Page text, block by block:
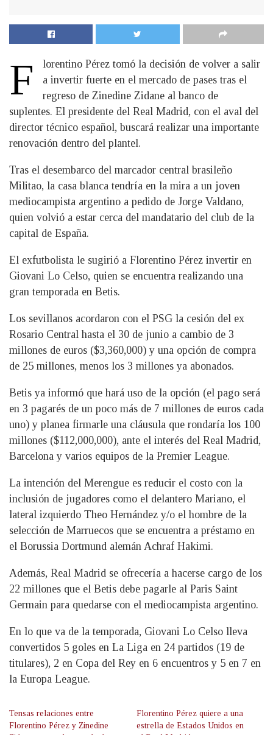
F
lorentino Pérez tomó la decisión de volver a salir
a invertir fuerte en el mercado de pases tras el
regreso de Zinedine Zidane al banco de
suplentes. El presidente del Real Madrid, con el aval del
director técnico español, buscará realizar una importante
renovación dentro del plantel.
Tras el desembarco del marcador central brasileño
Militao, la casa blanca tendría en la mira a un joven
mediocampista argentino a pedido de Jorge Valdano,
quien volvió a estar cerca del mandatario del club de la
capital de España.
El exfutbolista le sugirió a Florentino Pérez invertir en
Giovani Lo Celso, quien se encuentra realizando una
gran temporada en Betis.
Los sevillanos acordaron con el PSG la cesión del ex
Rosario Central hasta el 30 de junio a cambio de 3
millones de euros ($3,360,000) y una opción de compra
de 25 millones, menos los 3 millones ya abonados.
Betis ya informó que hará uso de la opción (el pago será
en 3 pagarés de un poco más de 7 millones de euros cada
uno) y planea firmarle una cláusula que rondaría los 100
millones ($112,000,000), ante el interés del Real Madrid,
Barcelona y varios equipos de la Premier League.
La intención del Merengue es reducir el costo con la
inclusión de jugadores como el delantero Mariano, el
lateral izquierdo Theo Hernández y/o el hombre de la
selección de Marruecos que se encuentra a préstamo en
el Borussia Dortmund alemán Achraf Hakimi.
Además, Real Madrid se ofrecería a hacerse cargo de los
22 millones que el Betis debe pagarle al Paris Saint
Germain para quedarse con el mediocampista argentino.
En lo que va de la temporada, Giovani Lo Celso lleva
convertidos 5 goles en La Liga en 24 partidos (19 de
titulares), 2 en Copa del Rey en 6 encuentros y 5 en 7 en
la Europa League.
Tensas relaciones entre
Florentino Pérez y Zinedine
Florentino Pérez quiere a una
estrella de Estados Unidos en